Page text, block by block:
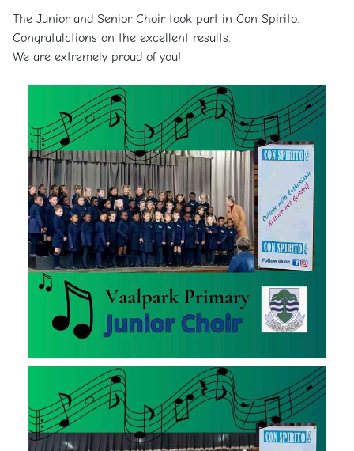
The Junior and Senior Choir took part in Con Spirito.
Congratulations on the excellent results.
We are extremely proud of you!